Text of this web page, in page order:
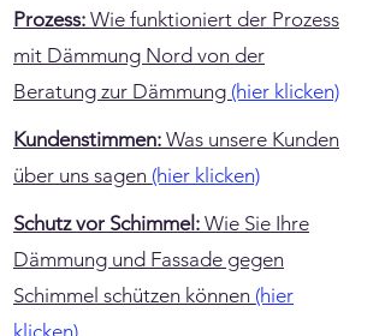
Prozess: Wie funktioniert der Prozess
mit Dämmung Nord von der
Beratung zur Dämmung (hier klicken)
Kundenstimmen: Was unsere Kunden
über uns sagen (hier klicken)
Schutz vor Schimmel: Wie Sie Ihre
Dämmung und Fassade gegen
Schimmel schützen können (hier
klicken)